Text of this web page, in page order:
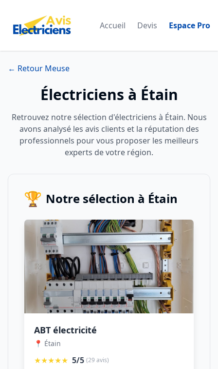
Accueil Devis Espace Pro
← Retour Meuse
Électriciens à Étain
Retrouvez notre sélection d'électriciens à Étain. Nous
avons analysé les avis clients et la réputation des
professionnels pour vous proposer les meilleurs
experts de votre région.
🏆 Notre sélection à Étain
ABT électricité
📍 Étain
★★★★★ 5/5 (29 avis)